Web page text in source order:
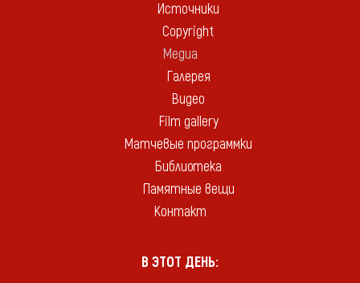
Источники
Copyright
Медиа
Галерея
Видео
Film gallery
Матчевые программки
Библиотека
Памятные вещи
Контакт
В ЭТОТ ДЕНЬ: